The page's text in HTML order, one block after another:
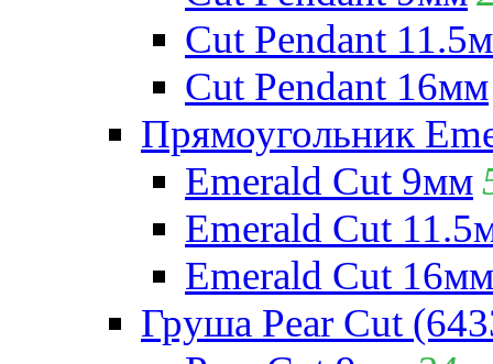
Cut Pendant
Cut Pendant 16мм
Прямоугольник
Emerald Cut 9мм
Emerald Cut
Emerald Cut 16мм
Груша Pear Cut